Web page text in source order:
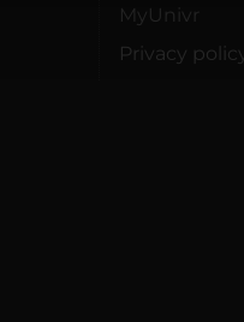
MyUnivr
Privacy